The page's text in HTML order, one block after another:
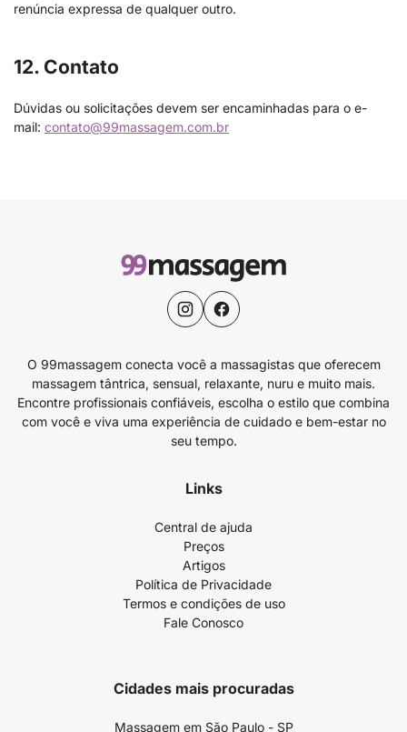
renúncia expressa de qualquer outro.
12. Contato
Dúvidas ou solicitações devem ser encaminhadas para o e-
mail: contato@99massagem.com.br
O 99massagem conecta você a massagistas que oferecem
massagem tântrica, sensual, relaxante, nuru e muito mais.
Encontre profissionais confiáveis, escolha o estilo que combina
com você e viva uma experiência de cuidado e bem-estar no
seu tempo.
Links
Central de ajuda
Preços
Artigos
Política de Privacidade
Termos e condições de uso
Fale Conosco
Cidades mais procuradas
Massagem em São Paulo - SP